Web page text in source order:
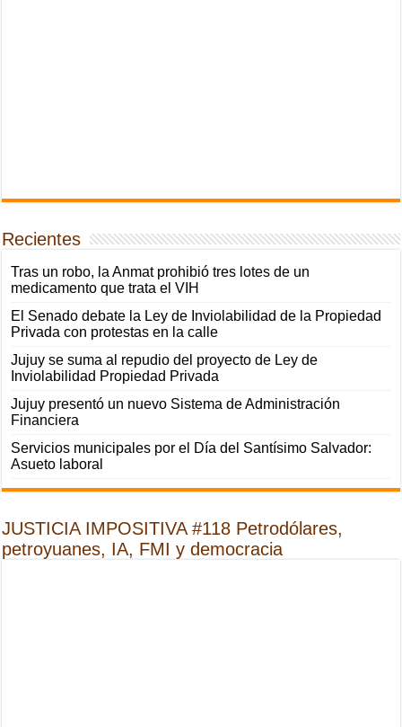
Recientes
Tras un robo, la Anmat prohibió tres lotes de un
medicamento que trata el VIH
El Senado debate la Ley de Inviolabilidad de la Propiedad
Privada con protestas en la calle
Jujuy se suma al repudio del proyecto de Ley de
Inviolabilidad Propiedad Privada
Jujuy presentó un nuevo Sistema de Administración
Financiera
Servicios municipales por el Día del Santísimo Salvador:
Asueto laboral
JUSTICIA IMPOSITIVA #118 Petrodólares,
petroyuanes, IA, FMI y democracia